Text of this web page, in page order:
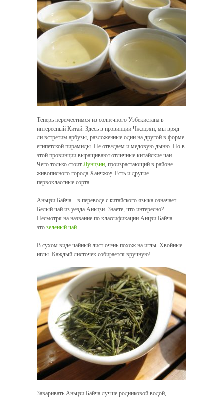
Теперь переместимся из солнечного Узбекистана в
интересный Китай. Здесь в провинции Чжэцзян, мы вряд
ли встретим арбузы, разложенные один на другой в форме
египетской пирамиды. Не отведаем и медовую дыню. Но в
этой провинции выращивают отличные китайские чаи.
Чего только стоит Лунцзин , произрастающий в районе
живописного города Ханчжоу. Есть и другие
первоклассные сорта…
Аньцзи Байча – в переводе с китайского языка означает
Белый чай из уезда Аньцзи. Знаете, что интересно?
Несмотря на название по классификации Анцзи Байча —
это зеленый чай
В сухом виде чайный лист очень похож на иглы. Хвойные
иглы. Каждый листочек собирается вручную!
Заваривать Аньцзи Байча лучше родниковой водой,